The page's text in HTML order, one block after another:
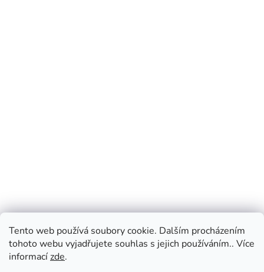
Tento web používá soubory cookie. Dalším procházením
tohoto webu vyjadřujete souhlas s jejich používáním.. Více
informacízde.